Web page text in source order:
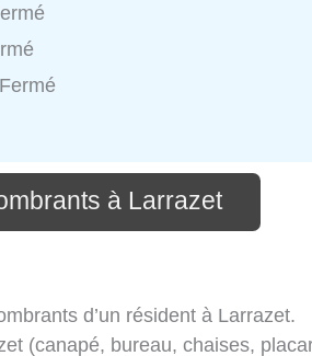
à Larrazet
d’un résident à Larrazet.
(canapé, bureau, chaises,